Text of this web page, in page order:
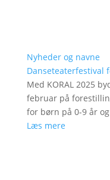
Nyheder og navne
Danseteaterfestival
Med KORAL 2025
februar på
for børn på 0-9 år
Læs mere